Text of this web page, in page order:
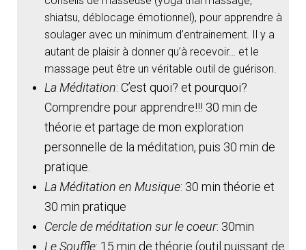
shiatsu, déblocage émotionnel), pour apprendre à
soulager avec un minimum d’entrainement. Il y a
autant de plaisir à donner qu’à recevoir… et le
massage peut être un véritable outil de guérison.
La Méditation: C’est quoi? et pourquoi?
Comprendre pour apprendre!!! 30 min de
théorie et partage de mon exploration
personnelle de la méditation, puis 30 min de
pratique.
La Méditation en Musique: 30 min théorie et
30 min pratique
Cercle de méditation sur le coeur: 30min
Le Souffle: 15 min de théorie (outil puissant de